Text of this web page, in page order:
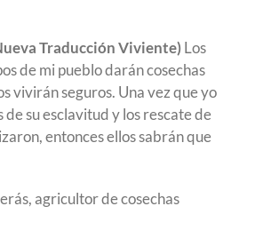
Traducción Viviente)Los
de mi pueblo darán cosechas
vivirán seguros. Una vez que yo
de su esclavitud y los rescate de
entonces ellos sabrán que
agricultor de cosechas